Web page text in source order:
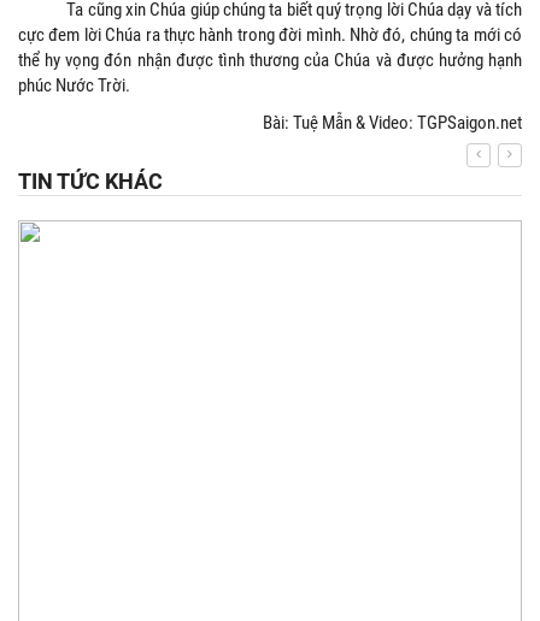
Ta cũng xin Chúa giúp chúng ta biết quý trọng lời Chúa dạy và tích
cực đem lời Chúa ra thực hành trong đời mình. Nhờ đó, chúng ta mới có
thể hy vọng đón nhận được tình thương của Chúa và được hưởng hạnh
phúc Nước Trời.
Bài: Tuệ Mẫn & Video: TGPSaigon.net
TIN TỨC KHÁC